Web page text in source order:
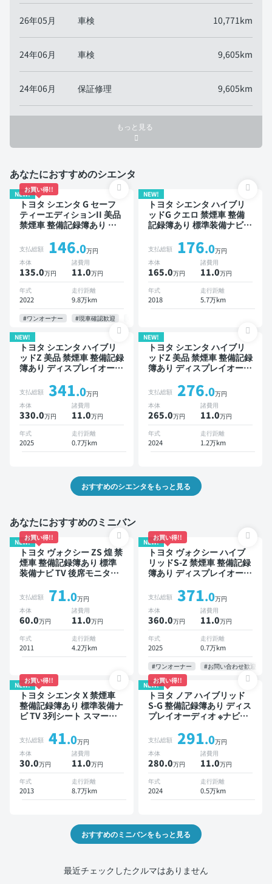
26年05月 車検 10,771km
24年06月 車検 9,605km
24年06月 保証修理 9,605km
もっと見る
あなたにおすすめのシエンタ
NEW!
お買い得!!
トヨタ シエンタ G セーフ
ティーエディションII 美品
禁煙車 整備記録簿あり デ
列シート スマートキー
ETC バックモニター ドラ
イブレコーダー 衝突軽減
両側電動スライドドア 7人
乗り
支払総額 146.0万円
本体
135.0万円
諸費用
11.0万円
年式
2022
走行距離
9.8万km
#ワンオーナー #現車確認歓迎
NEW!
トヨタ シエンタ ハイブリ
ッドG クエロ 禁煙車 整備
記録簿あり 標準装備ナビ
ETC バックモニター ドラ
イブレコーダー 衝突軽減
両側電動スライドドア 7人
乗り
支払総額 176.0万円
本体
165.0万円
諸費用
11.0万円
年式
2018
走行距離
5.7万km
NEW!
トヨタ シエンタ ハイブリ
ッドZ 美品 禁煙車 整備記録
簿あり ディスプレイオーデ
ブラインドスポットモニタ
ー オートクルーズ 3列シー
ト スマートキー ETC バッ
クモニター 全方位カメラ
ドライブレコーダー 衝突軽
減 両側電動スライドドア 7
人乗り
支払総額 341.0万円
本体
330.0万円
諸費用
11.0万円
年式
2025
走行距離
0.7万km
NEW!
トヨタ シエンタ ハイブリ
ッドZ 美品 禁煙車 整備記録
簿あり ディスプレイオーデ
ブラインドスポットモニタ
ー オートクルーズ スマー
トキー ETC バックモニタ
ー ドライブレコーダー 衝
突軽減 両側電動スライドド
ア
支払総額 276.0万円
本体
265.0万円
諸費用
11.0万円
年式
2024
走行距離
1.2万km
おすすめのシエンタをもっと見る
あなたにおすすめのミニバン
NEW!
お買い得!!
トヨタ ヴォクシー ZS 煌 禁
煙車 整備記録簿あり 標準
装備ナビ TV 後席モニター
ター 両側電動スライドドア
8人乗り
支払総額 71.0万円
本体
60.0万円
諸費用
11.0万円
年式
2011
走行距離
4.2万km
NEW!
お買い得!!
トヨタ ヴォクシー ハイブ
リッドS-Z 禁煙車 整備記録
簿あり ディスプレイオーデ
インドスポットモニター デ
ジタルインナーミラー オー
トクルーズ 3列シート スマ
ートキー ETC 電動バック
ドア バックモニター 全方
位カメラ ドライブレコーダ
ー 衝突軽減 両側電動スラ
イドドア 7人乗り
支払総額 371.0万円
本体
360.0万円
諸費用
11.0万円
年式
2025
走行距離
0.7万km
#ワンオーナー #お問い合わせ歓迎
NEW!
お買い得!!
トヨタ シエンタ X 禁煙車
整備記録簿あり 標準装備ナ
ビ TV 3列シート スマート
り
支払総額 41.0万円
本体
30.0万円
諸費用
11.0万円
年式
2013
走行距離
8.7万km
NEW!
お買い得!!
トヨタ ノア ハイブリッド
S-G 整備記録簿あり ディス
プレイオーディオ ※ナビキ
ズ 3列シート スマートキー
バックモニター ドライブレ
コーダー 衝突軽減 7人乗り
支払総額 291.0万円
本体
280.0万円
諸費用
11.0万円
年式
2024
走行距離
0.5万km
おすすめのミニバンをもっと見る
最近チェックしたクルマはありません